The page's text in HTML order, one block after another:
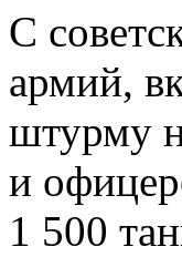
С
армий,
штурму
и
1 500